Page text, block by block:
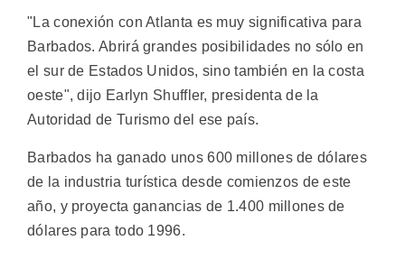
"La conexión con Atlanta es muy significativa para
Barbados. Abrirá grandes posibilidades no sólo en
el sur de Estados Unidos, sino también en la costa
oeste", dijo Earlyn Shuffler, presidenta de la
Autoridad de Turismo del ese país.
Barbados ha ganado unos 600 millones de dólares
de la industria turística desde comienzos de este
año, y proyecta ganancias de 1.400 millones de
dólares para todo 1996.